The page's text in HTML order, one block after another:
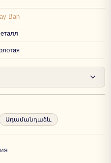
Ban
Ադամանդաձև